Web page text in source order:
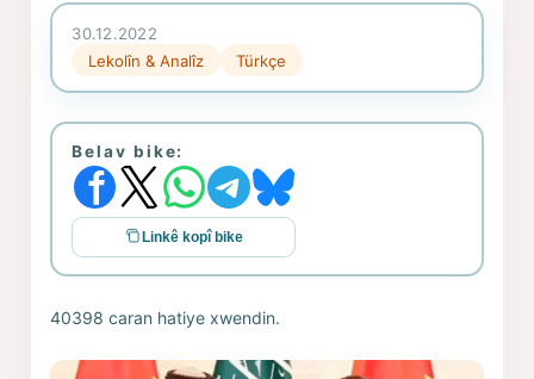
30.12.2022
Lekolîn & Analîz
Türkçe
Belav bike:
Linkê kopî bike
40398 caran hatiye xwendin.